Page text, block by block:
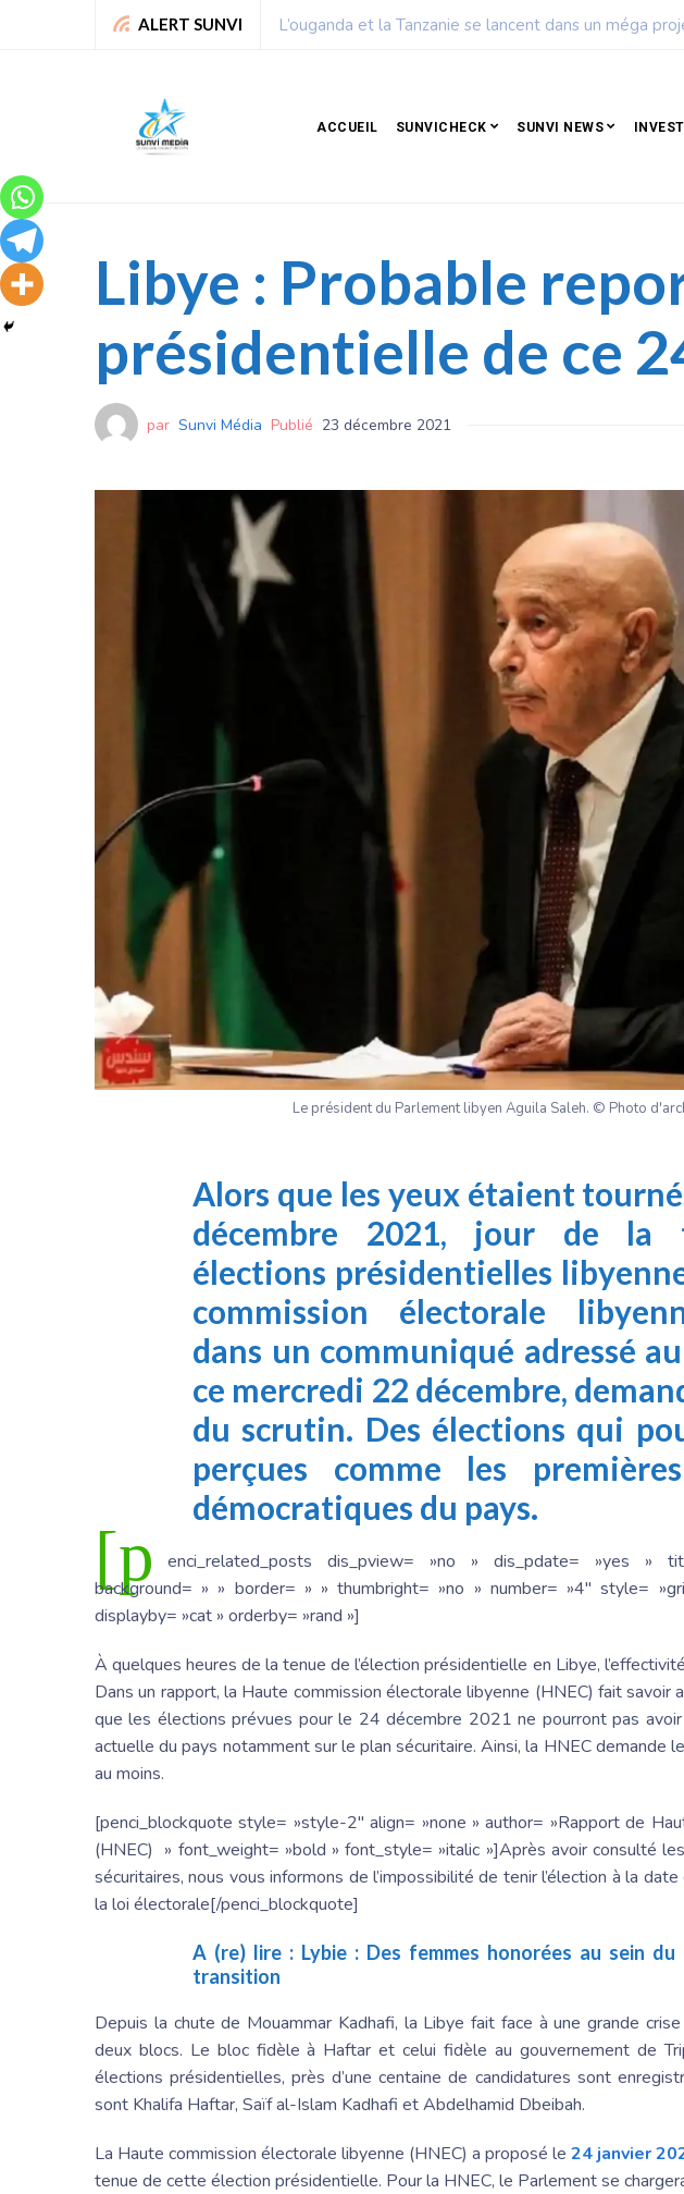
ALERT SUNVI Chronique de Nelie : Un peuple qui résiste est déjà un
ACCUEIL SUNVICHECK SUNVI NEWS
Libye : Probable
présidentielle de ce
par Sunvi Média Publié 23 décembre 2021
Le président du Parlement libyen Aguila Saleh. © Photo
Alors que les yeux étaient
décembre 2021, jour de la
élections présidentielles
commission électorale
dans un communiqué adressé
ce mercredi 22 décembre,
du scrutin. Des élections qui
perçues comme les
démocratiques du pays.
[p
enci_related_posts dis_pview= »no » dis_pdate= »yes »
background= » » border= » » thumbright= »no » number= »4″ style=
displayby= »cat » orderby= »rand »]
À quelques heures de la tenue de l’élection présidentielle en Libye,
Dans un rapport, la Haute commission électorale libyenne (HNEC) fait savoir
que les élections prévues pour le 24 décembre 2021 ne pourront pas
actuelle du pays notamment sur le plan sécuritaire. Ainsi, la HNEC demande
au moins.
[penci_blockquote style= »style-2″ align= »none » author= »Rapport de
(HNEC) » font_weight= »bold » font_style= »italic »]Après avoir consulté
sécuritaires, nous vous informons de l’impossibilité de tenir l’élection à la
la loi électorale[/penci_blockquote]
A (re) lire : Lybie : Des femmes honorées au sein
transition
Depuis la chute de Mouammar Kadhafi, la Libye fait face à une grande
deux blocs. Le bloc fidèle à Haftar et celui fidèle au gouvernement de
élections présidentielles, près d’une centaine de candidatures sont
sont Khalifa Haftar, Saïf al-Islam Kadhafi et Abdelhamid Dbeibah.
La Haute commission électorale libyenne (HNEC) a proposé le 24 janvier
tenue de cette élection présidentielle. Pour la HNEC, le Parlement se